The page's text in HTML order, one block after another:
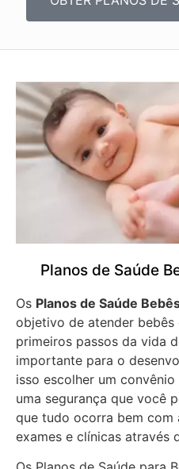
Planos de Saúde
Os Planos de Saúde
objetivo de atender bebês
primeiros passos da vida
importante para o
isso escolher um
uma segurança que você
que tudo ocorra bem com
exames e clínicas através